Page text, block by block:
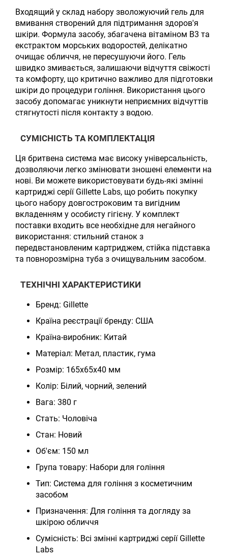
Входящий у склад набору зволожуючий гель для
вмивання створений для підтримання здоров'я
шкіри. Формула засобу, збагачена вітаміном B3 та
екстрактом морських водоростей, делікатно
очищає обличчя, не пересушуючи його. Гель
швидко змивається, залишаючи відчуття свіжості
та комфорту, що критично важливо для підготовки
шкіри до процедури гоління. Використання цього
засобу допомагає уникнути неприємних відчуттів
стягнутості після контакту з водою.
СУМІСНІСТЬ ТА КОМПЛЕКТАЦІЯ
Ця бритвена система має високу універсальність,
дозволяючи легко змінювати зношені елементи на
нові. Ви можете використовувати будь-які змінні
картриджі серії Gillette Labs, що робить покупку
цього набору довгостроковим та вигідним
вкладенням у особисту гігієну. У комплект
поставки входить все необхідне для негайного
використання: стильний станок з
передвстановленим картриджем, стійка підставка
та повнорозмірна туба з очищувальним засобом.
ТЕХНІЧНІ ХАРАКТЕРИСТИКИ
Бренд: Gillette
Країна реєстрації бренду: США
Країна-виробник: Китай
Матеріал: Метал, пластик, гума
Розмір: 165х65х40 мм
Колір: Білий, чорний, зелений
Вага: 380 г
Стать: Чоловіча
Стан: Новий
Об'єм: 150 мл
Група товару: Набори для гоління
Тип: Система для гоління з косметичним
засобом
Призначення: Для гоління та догляду за
шкірою обличчя
Сумісність: Всі змінні картриджі серії Gillette
Labs